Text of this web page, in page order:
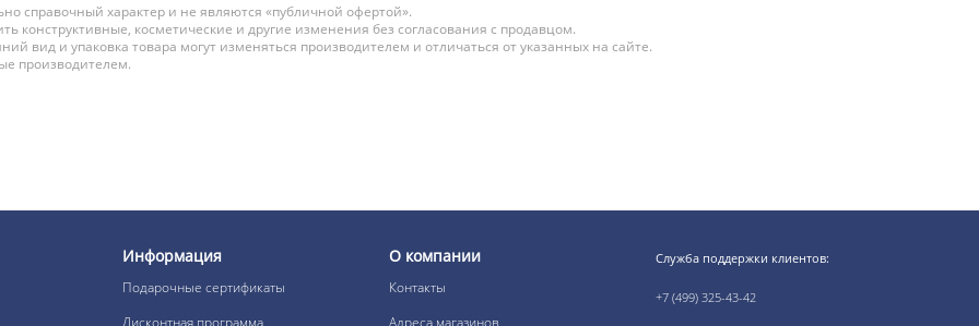
справочный характер и не являются «публичной офертой».
конструктивные, косметические и другие изменения без согласования с продавцом.
вид и упаковка товара могут изменяться производителем и отличаться от указанных на сайте.
производителем.
Информация
Подарочные сертификаты
Дисконтная программа
О компании
Контакты
Адреса магазинов
Служба поддержки клиентов:
+7 (499) 325-43-42